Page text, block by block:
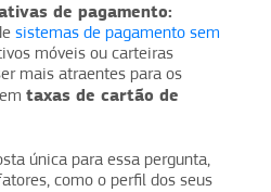
de pagamento:
sistemas de pagamento sem
móveis ou carteiras
mais atraentes para os
taxas de cartão de
única para essa pergunta,
como o perfil dos seus